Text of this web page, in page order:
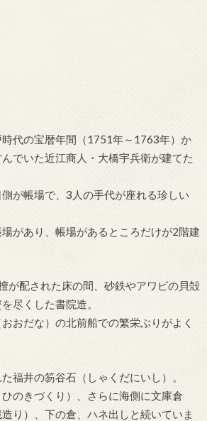
代の宝暦年間（1751年～1763年）か
でいた近江商人・大橋宇兵衛が建てた
が帳場で、3人の手代が座れる珍しい
があり、帳場があるところだけが2階建
が配された床の間、砂鉄やアワビの貝殻
尽くした書院造。
おだな）の北前船での繁栄ぶりがよく
福井の笏谷石（しゃくだにいし）。
のきづくり）、さらに海側に文庫倉
造り）、下の倉、ハネ出しと続いていま